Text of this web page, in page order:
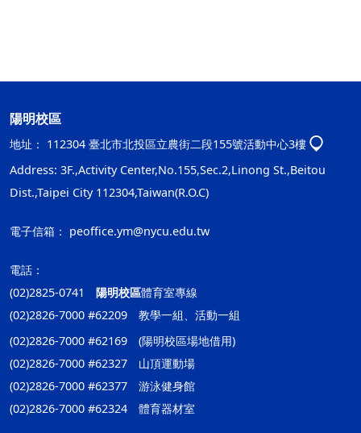
陽明校區
地址： 112304 臺北市北投區立農街二段155號活動中心3樓
Address: 3F.,Activity Center,No.155,Sec.2,Linong St.,Beitou
Dist.,Taipei City 112304,Taiwan(R.O.C)
電子信箱： peoffice.ym@nycu.edu.tw
電話：
(02)2825-0741 陽明校區體育室專線
(02)2826-7000 #62209 教學一組、活動一組
(02)2826-7000 #62169 (陽明校區場地借用)
(02)2826-7000 #62327 山頂運動場
(02)2826-7000 #62377 游泳健身館
(02)2826-7000 #62324 體育器材室